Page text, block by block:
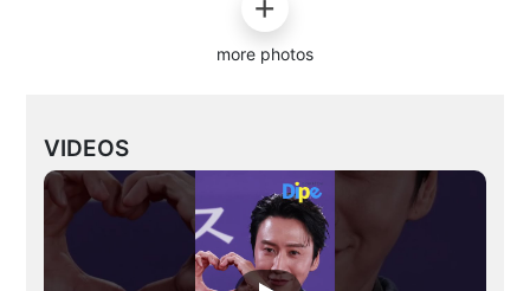
more photos
VIDEOS